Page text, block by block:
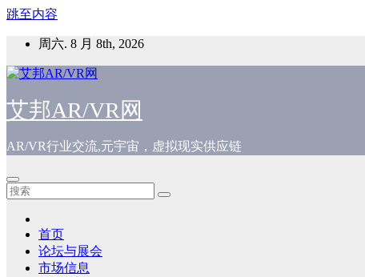
跳至内容
周六. 8 月 8th, 2026
艾邦AR/VR网
AR/VR行业交流,元宇宙，虚拟现实供应链
首页
论坛与展会
市场信息